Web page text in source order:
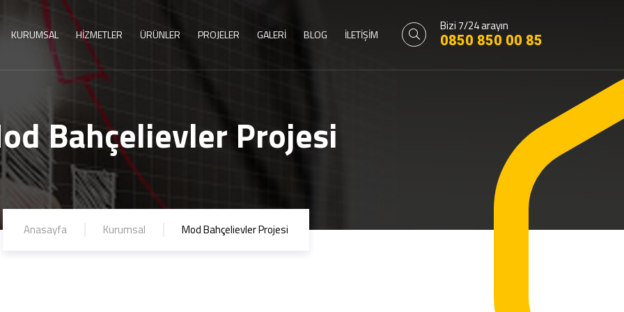
KURUMSAL HİZMETLER ÜRÜNLER PROJELER GALERİ BLOG İLETİŞİM
Bizi 7/24 arayın
0850 850 00 85
Bahçelievler Projesi
Anasayfa Kurumsal Mod Bahçelievler Projesi